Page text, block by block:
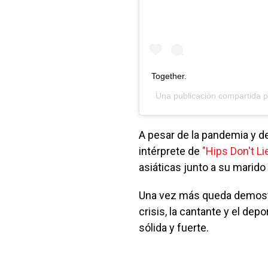
Together.
Una publicación compartida
A pesar de la pandemia y
intérprete de "Hips Don't
asiáticas junto a su
Una vez más queda
crisis, la cantante y el
sólida y fuerte.